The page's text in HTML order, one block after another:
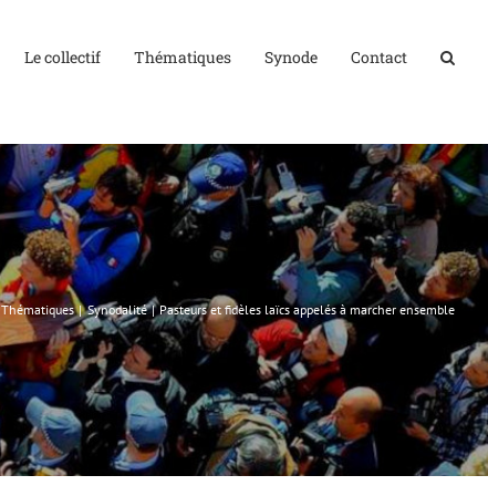
Le collectif Thématiques Synode Contact
Thématiques Synodalité Pasteurs et fidèles laïcs appelés à marcher ensemble